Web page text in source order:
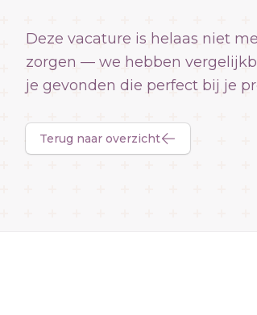
Deze vacature is helaas niet
zorgen — we hebben
je gevonden die perfect bij je
Terug naar overzicht